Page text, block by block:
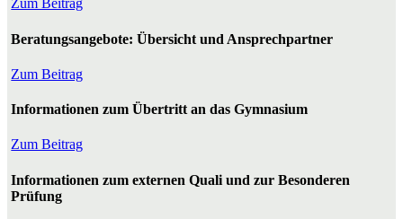
Zum Beitrag
Beratungsangebote: Übersicht und Ansprechpartner
Zum Beitrag
Informationen zum Übertritt an das Gymnasium
Zum Beitrag
Informationen zum externen Quali und zur Besonderen
Prüfung